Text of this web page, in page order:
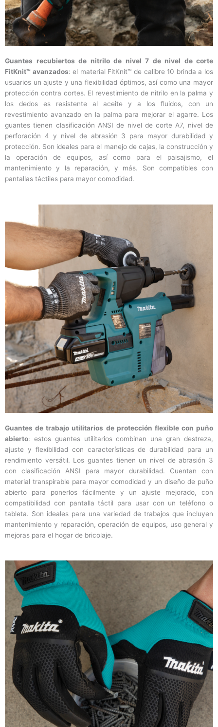
Guantes recubiertos de nitrilo de nivel 7 de nivel de corte
FitKnit™ avanzados: el material FitKnit™ de calibre 10 brinda a los
usuarios un ajuste y una flexibilidad óptimos, así como una mayor
protección contra cortes. El revestimiento de nitrilo en la palma y
los dedos es resistente al aceite y a los fluidos, con un
revestimiento avanzado en la palma para mejorar el agarre. Los
guantes tienen clasificación ANSI de nivel de corte A7, nivel de
perforación 4 y nivel de abrasión 3 para mayor durabilidad y
protección. Son ideales para el manejo de cajas, la construcción y
la operación de equipos, así como para el paisajismo, el
mantenimiento y la reparación, y más. Son compatibles con
pantallas táctiles para mayor comodidad.
Guantes de trabajo utilitarios de protección flexible con puño
abierto: estos guantes utilitarios combinan una gran destreza,
ajuste y flexibilidad con características de durabilidad para un
rendimiento versátil. Los guantes tienen un nivel de abrasión 3
con clasificación ANSI para mayor durabilidad. Cuentan con
material transpirable para mayor comodidad y un diseño de puño
abierto para ponerlos fácilmente y un ajuste mejorado, con
compatibilidad con pantalla táctil para usar con un teléfono o
tableta. Son ideales para una variedad de trabajos que incluyen
mantenimiento y reparación, operación de equipos, uso general y
mejoras para el hogar de bricolaje.